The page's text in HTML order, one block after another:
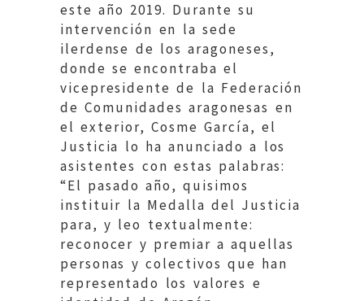
este año 2019. Durante su
intervención en la sede
ilerdense de los aragoneses,
donde se encontraba el
vicepresidente de la Federación
de Comunidades aragonesas en
el exterior, Cosme García, el
Justicia lo ha anunciado a los
asistentes con estas palabras:
“El pasado año, quisimos
instituir la Medalla del Justicia
para, y leo textualmente:
reconocer y premiar a aquellas
personas y colectivos que han
representado los valores e